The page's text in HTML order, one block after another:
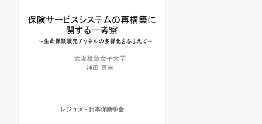
レジュメ - 日本保険学会